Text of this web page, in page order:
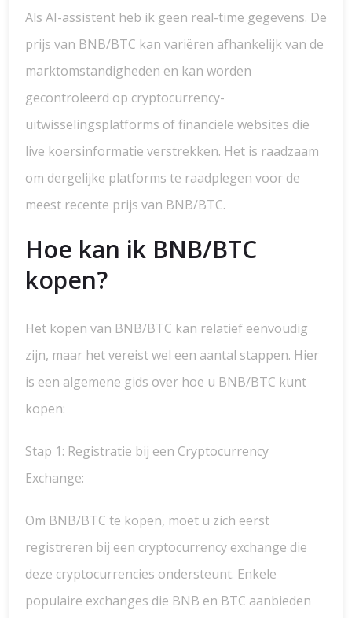
Als AI-assistent heb ik geen real-time gegevens. De
prijs van BNB/BTC kan variëren afhankelijk van de
marktomstandigheden en kan worden
gecontroleerd op cryptocurrency-
uitwisselingsplatforms of financiële websites die
live koersinformatie verstrekken. Het is raadzaam
om dergelijke platforms te raadplegen voor de
meest recente prijs van BNB/BTC.
Hoe kan ik BNB/BTC
kopen?
Het kopen van BNB/BTC kan relatief eenvoudig
zijn, maar het vereist wel een aantal stappen. Hier
is een algemene gids over hoe u BNB/BTC kunt
kopen:
Stap 1: Registratie bij een Cryptocurrency
Exchange:
Om BNB/BTC te kopen, moet u zich eerst
registreren bij een cryptocurrency exchange die
deze cryptocurrencies ondersteunt. Enkele
populaire exchanges die BNB en BTC aanbieden